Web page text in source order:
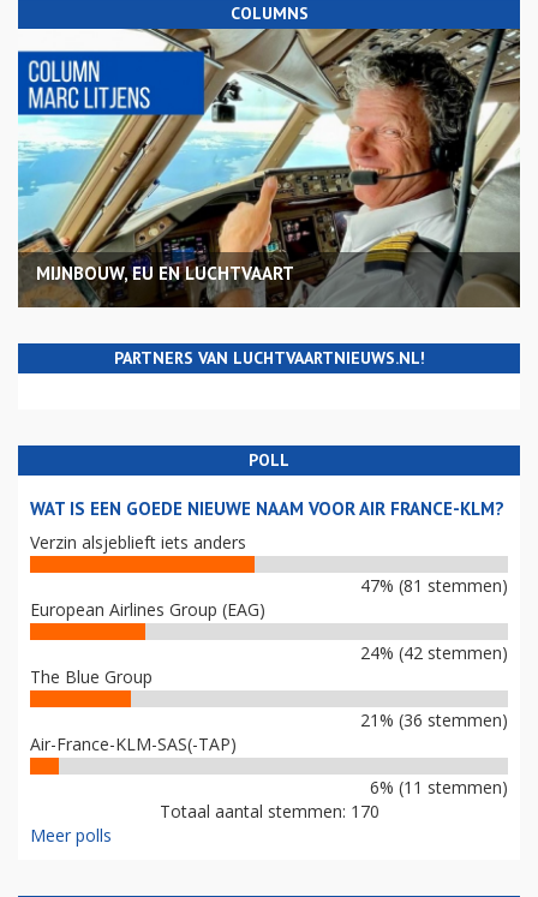
COLUMNS
MIJNBOUW, EU EN LUCHTVAART
PARTNERS VAN LUCHTVAARTNIEUWS.NL!
POLL
WAT IS EEN GOEDE NIEUWE NAAM VOOR AIR FRANCE-KLM?
Verzin alsjeblieft iets anders
47% (81 stemmen)
European Airlines Group (EAG)
24% (42 stemmen)
The Blue Group
21% (36 stemmen)
Air-France-KLM-SAS(-TAP)
6% (11 stemmen)
Totaal aantal stemmen: 170
Meer polls